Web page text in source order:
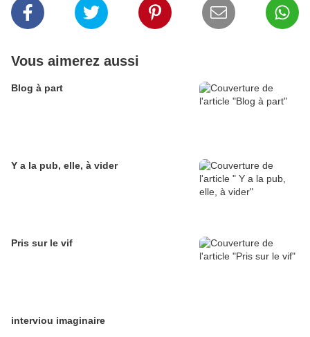
Vous aimerez aussi
Blog à part
Y a la pub, elle, à vider
Pris sur le vif
interviou imaginaire